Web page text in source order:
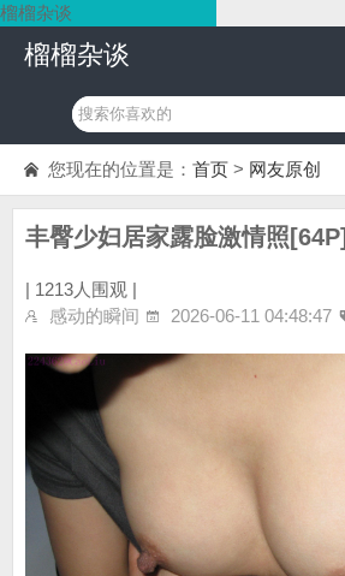
榴榴杂谈
榴榴杂谈
您现在的位置是： 首页 > 网友原创
丰臀少妇居家露脸激情照[64P]
| 1213人围观 |
感动的瞬间
2026-06-11 04:48:47